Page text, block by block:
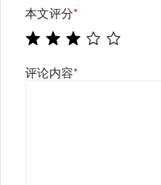
本文评分*
评论内容*